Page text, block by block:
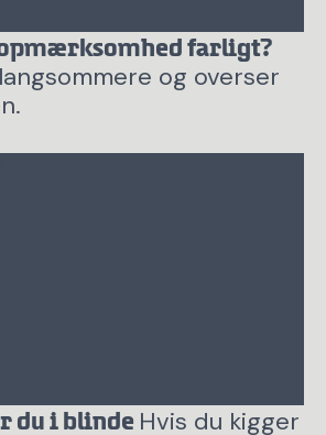
farligt?
og overser
du i blinde Hvis du kigger